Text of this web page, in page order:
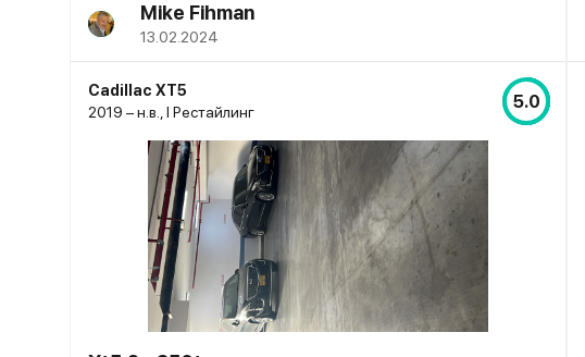
Mike Fihman
13.02.2024
Cadillac XT5
2019 – н.в., I Рестайлинг
5.0